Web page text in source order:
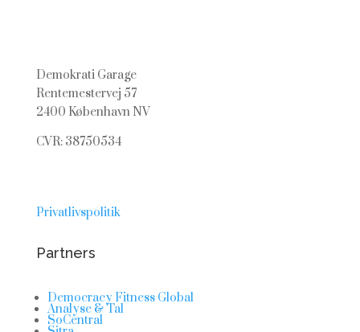
Demokrati Garage
Rentemestervej 57
2400 København NV
CVR: 38750534
Privatlivspolitik
Partners
Democracy Fitness Global
Analyse & Tal
SoCentral